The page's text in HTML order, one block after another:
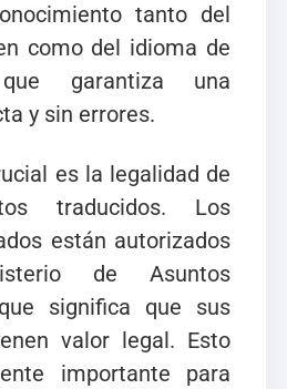
tanto del
como del idioma de
garantiza una
y sin errores.
es la legalidad de
traducidos. Los
están autorizados
de Asuntos
significa que sus
valor legal. Esto
importante para